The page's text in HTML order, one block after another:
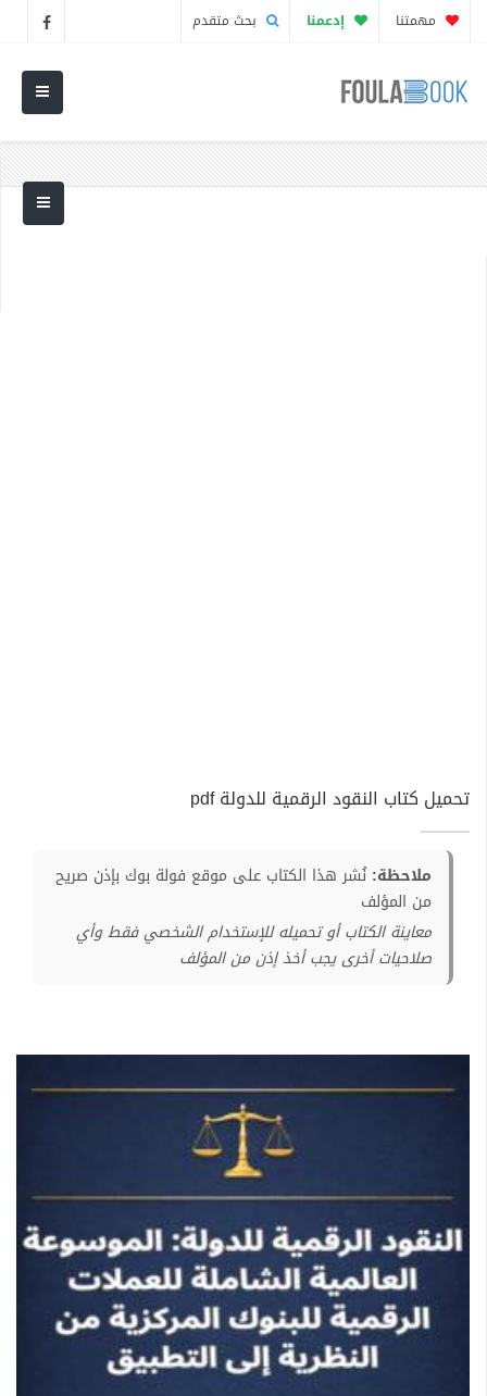
مهمتنا إدعمنا بحث متقدم
تحميل كتاب النقود الرقمية للدولة pdf
ملاحظة: نُشر هذا الكتاب على موقع فولة بوك بإذن صريح
من المؤلف
معاينة الكتاب أو تحميله للإستخدام الشخصي فقط وأي
صلاحيات أخرى يجب أخذ إذن من المؤلف